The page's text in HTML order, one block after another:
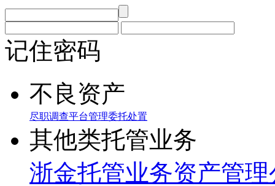
记住密码
不良资产
尽职调查平台管理委托处置
其他类托管业务
浙金托管业务资产管